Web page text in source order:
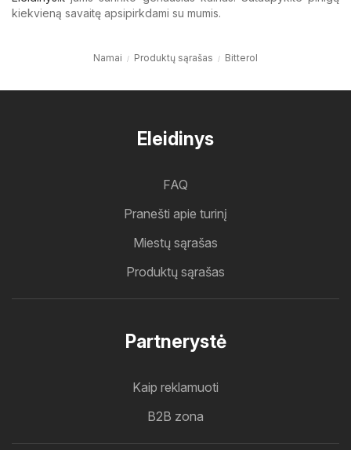
kiekvieną savaitę apsipirkdami su mumis.
Namai Produktų sąrašas Bitterol
Eleidinys
FAQ
Pranešti apie turinį
Miestų sąrašas
Produktų sąrašas
Partnerystė
Kaip reklamuoti
B2B zona